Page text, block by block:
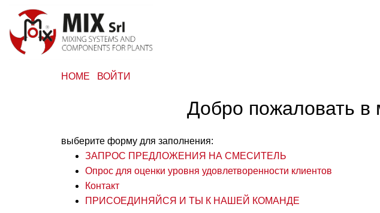
Перейти
основному
содержанию
Menu
HOME ВОЙТИ
Добро пожаловать
выберите форму для заполнения:
ЗАПРОС ПРЕДЛОЖЕНИЯ НА СМЕСИТЕЛЬ
Опрос для оценки уровня удовлетворенности клиентов
Контакт
ПРИСОЕДИНЯЙСЯ И ТЫ К НАШЕЙ КОМАНДЕ